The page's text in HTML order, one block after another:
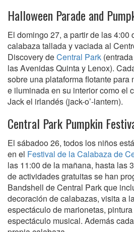
Halloween Parade and
El domingo 27, a partir de las 4:00
calabaza tallada y vaciada al
Discovery deCentral Park
las Avenidas Quinta y Lenox).
sobre una plataforma flotante para
e iluminada en su interior como el
Jack el irlandés (jack-o’-lantern).
Central Park Pumpkin
El sábadoo 26, todos los niños
en el Festival de la Calabaza de
las 11:00 de la mañana, hasta las
de actividades gratuitas se han
Bandshell de Central Park que
decoración de calabazas, visita a
espectáculo de marionetas,
espectáculo musical. Además